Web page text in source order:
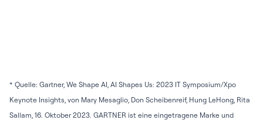
* Quelle: Gartner, We Shape AI, AI Shapes Us: 2023 IT Symposium/Xpo
Keynote Insights, von Mary Mesaglio, Don Scheibenreif, Hung LeHong, Rita
Sallam, 16. Oktober 2023. GARTNER ist eine eingetragene Marke und